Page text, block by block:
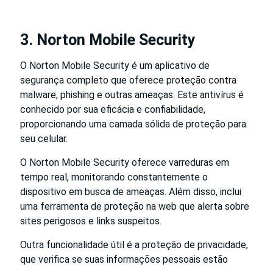
3. Norton Mobile Security
O Norton Mobile Security é um aplicativo de
segurança completo que oferece proteção contra
malware, phishing e outras ameaças. Este antivírus é
conhecido por sua eficácia e confiabilidade,
proporcionando uma camada sólida de proteção para
seu celular.
O Norton Mobile Security oferece varreduras em
tempo real, monitorando constantemente o
dispositivo em busca de ameaças. Além disso, inclui
uma ferramenta de proteção na web que alerta sobre
sites perigosos e links suspeitos.
Outra funcionalidade útil é a proteção de privacidade,
que verifica se suas informações pessoais estão